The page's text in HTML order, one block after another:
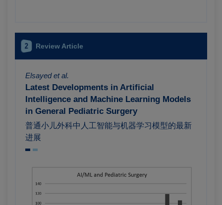
2 Review Article
Elsayed et al.
Latest Developments in Artificial
Intelligence and Machine Learning Models
in General Pediatric Surgery
普通小儿外科中人工智能与机器学习模型的最新
进展